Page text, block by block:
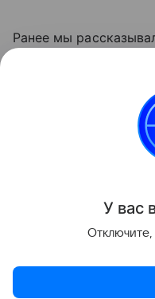
Ранее мы
минимальную планку
У вас
Отключите,